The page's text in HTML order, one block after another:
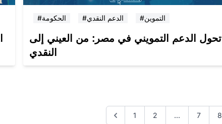
#الحكومة #الدعم النقدي #التموين
تحول الدعم التمويني في مصر: من العيني إلى
النقدي
1 2 ... 7 8